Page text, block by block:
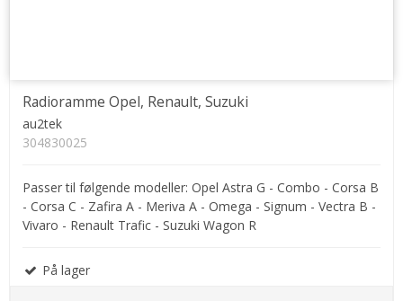
Radioramme Opel, Renault, Suzuki
au2tek
304830025
Passer til følgende modeller: Opel Astra G - Combo - Corsa B
- Corsa C - Zafira A - Meriva A - Omega - Signum - Vectra B -
Vivaro - Renault Trafic - Suzuki Wagon R
På lager